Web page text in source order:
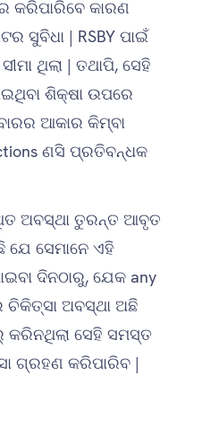
କରିପାରିବେ କାରଣ
ସୁବିଧା | RSBY ପାଇଁ
ଥିଲା | ତଥାପି, ସେହି
ଶିକ୍ଷା ଉପରେ
ଆକାର କିମ୍ବା
ଣସି ପ୍ରତିବନ୍ଧକ
ଅବସ୍ଥା ତୁରନ୍ତ ଆବୃତ
ଯେ ସେମାନେ ଏହି
ଦିନଠାରୁ, ଯେକ any
ଅବସ୍ଥା ଅଛି
କରିନଥିଲା ସେହି ସମସ୍ତ
ଗ୍ରହଣ କରିପାରିବ |